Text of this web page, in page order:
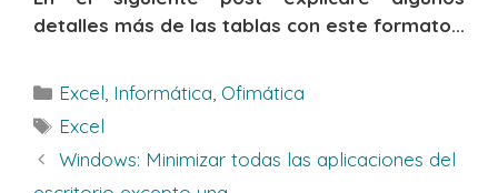
detalles más de las tablas con este formato...
Categorías
Excel, Informática, Ofimática
Etiquetas
Excel
Windows: Minimizar todas las aplicaciones del